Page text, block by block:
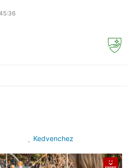
Kedvenchez